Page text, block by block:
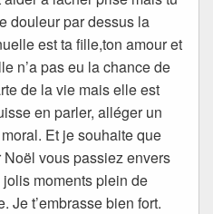
douleur par dessus la
est ta fille,ton amour et
n’a pas eu la chance de
de la vie mais elle est
en parler, alléger un
Et je souhaite que
vous passiez envers
moments plein de
Je t’embrasse bien fort.